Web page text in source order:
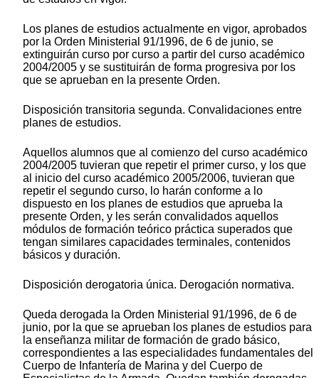
Los planes de estudios actualmente en vigor, aprobados
por la Orden Ministerial 91/1996, de 6 de junio, se
extinguirán curso por curso a partir del curso académico
2004/2005 y se sustituirán de forma progresiva por los
que se aprueban en la presente Orden.
Disposición transitoria segunda. Convalidaciones entre
planes de estudios.
Aquellos alumnos que al comienzo del curso académico
2004/2005 tuvieran que repetir el primer curso, y los que
al inicio del curso académico 2005/2006, tuvieran que
repetir el segundo curso, lo harán conforme a lo
dispuesto en los planes de estudios que aprueba la
presente Orden, y les serán convalidados aquellos
módulos de formación teórico práctica superados que
tengan similares capacidades terminales, contenidos
básicos y duración.
Disposición derogatoria única. Derogación normativa.
Queda derogada la Orden Ministerial 91/1996, de 6 de
junio, por la que se aprueban los planes de estudios para
la enseñanza militar de formación de grado básico,
correspondientes a las especialidades fundamentales del
Cuerpo de Infantería de Marina y del Cuerpo de